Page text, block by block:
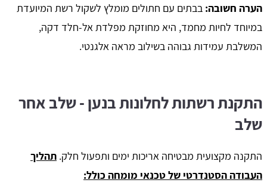
הערה חשובה: בבתים עם חתולים מומלץ לשקול רשת המיועדת
במיוחד לחיות מחמד, היא מחוזקת מפלדת אל-חלד דקה,
המשלבת עמידות גבוהה בשילוב מראה אלגנטי.
התקנת רשתות לחלונות בנען - שלב אחר
שלב
התקנה מקצועית מבטיחה אריכות ימים ותפעול חלק. תהליך
העבודה הסטנדרטי של טכנאי מומחה כולל: